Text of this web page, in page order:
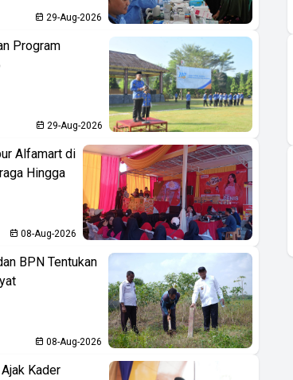
29-Aug-2026
Program
29-Aug-2026
Alfamart di
Hingga
08-Aug-2026
BPN Tentukan
08-Aug-2026
Kader